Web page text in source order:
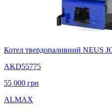
Котел твердопаливний NEUS
AKD55775
55 000 грн
ALMAX